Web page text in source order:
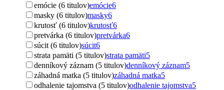
emócie (6 titulov)emócie6
masky (6 titulov)masky6
krutosť (6 titulov)krutosť6
pretvárka (6 titulov)pretvárka6
súcit (6 titulov)súcit6
strata pamäti (5 titulov)strata pamäti5
denníkový záznam (5 titulov)denníkový záznam5
záhadná matka (5 titulov)záhadná matka5
odhalenie tajomstva (5 titulov)odhalenie tajomstva5